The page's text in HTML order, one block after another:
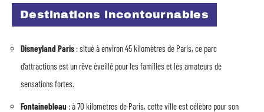
Destinations incontournables
Disneyland Paris : situé à environ 45 kilomètres de Paris, ce parc
d’attractions est un rêve éveillé pour les familles et les amateurs de
sensations fortes.
Fontainebleau : à 70 kilomètres de Paris, cette ville est célèbre pour son